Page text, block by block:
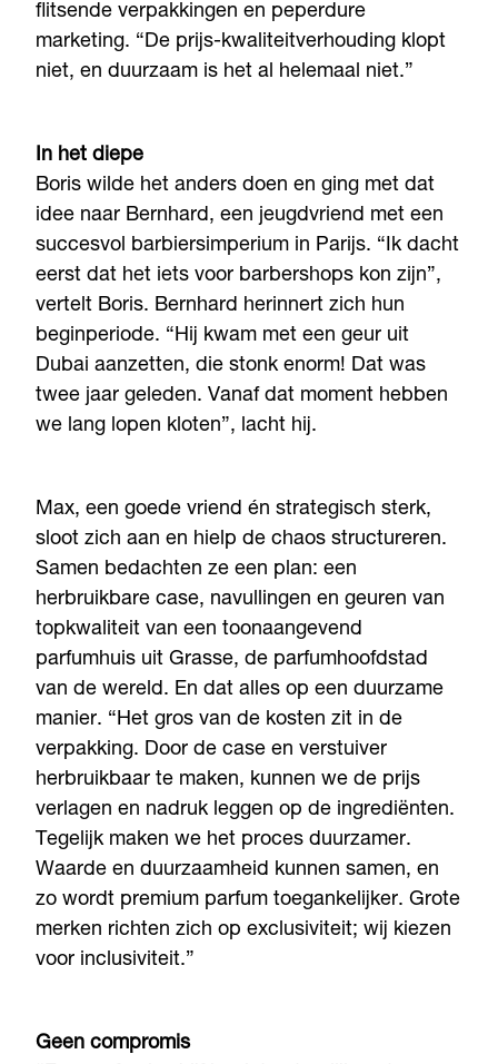
flitsende verpakkingen en peperdure
marketing. “De prijs-kwaliteitverhouding klopt
niet, en duurzaam is het al helemaal niet.”
In het diepe
Boris wilde het anders doen en ging met dat
idee naar Bernhard, een jeugdvriend met een
succesvol barbiersimperium in Parijs. “Ik dacht
eerst dat het iets voor barbershops kon zijn”,
vertelt Boris. Bernhard herinnert zich hun
beginperiode. “Hij kwam met een geur uit
Dubai aanzetten, die stonk enorm! Dat was
twee jaar geleden. Vanaf dat moment hebben
we lang lopen kloten”, lacht hij.
Max, een goede vriend én strategisch sterk,
sloot zich aan en hielp de chaos structureren.
Samen bedachten ze een plan: een
herbruikbare case, navullingen en geuren van
topkwaliteit van een toonaangevend
parfumhuis uit Grasse, de parfumhoofdstad
van de wereld. En dat alles op een duurzame
manier. “Het gros van de kosten zit in de
verpakking. Door de case en verstuiver
herbruikbaar te maken, kunnen we de prijs
verlagen en nadruk leggen op de ingrediënten.
Tegelijk maken we het proces duurzamer.
Waarde en duurzaamheid kunnen samen, en
zo wordt premium parfum toegankelijker. Grote
merken richten zich op exclusiviteit; wij kiezen
voor inclusiviteit.”
Geen compromis